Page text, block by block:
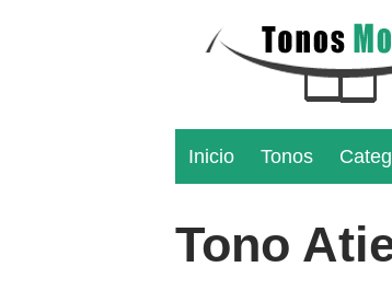
Inicio Tonos
Tono